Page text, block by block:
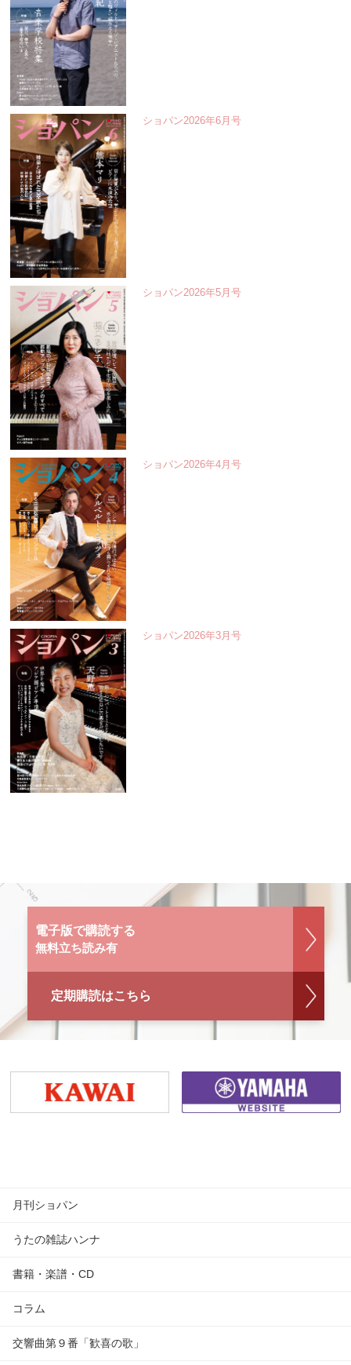
ショパン2026年6月号
ショパン2026年5月号
ショパン2026年4月号
ショパン2026年3月号
電子版で購読する
無料立ち読み有
定期購読はこちら
月刊ショパン
うたの雑誌ハンナ
書籍・楽譜・CD
コラム
交響曲第９番「歓喜の歌」